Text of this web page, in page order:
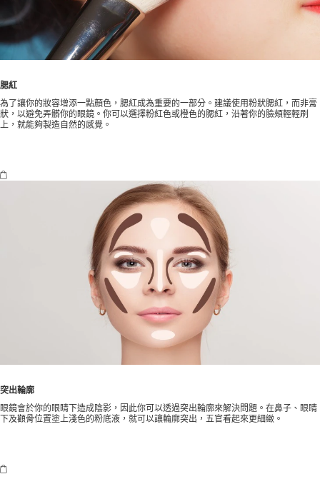
腮紅
為了讓你的妝容增添一點顏色，腮紅成為重要的一部分。建議使用粉狀腮紅，而非膏
狀，以避免弄髒你的眼鏡。你可以選擇粉紅色或橙色的腮紅，沿著你的臉頰輕輕刷
上，就能夠製造自然的感覺。
突出輪廓
眼鏡會於你的眼睛下造成陰影，因此你可以透過突出輪廓來解決問題。在鼻子、眼睛
下及顴骨位置塗上淺色的粉底液，就可以讓輪廓突出，五官看起來更細緻。